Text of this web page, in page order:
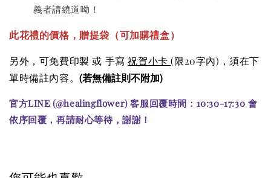
義者請繞道呦！
此花禮的價格 ，贈提袋（可加購禮盒）
另外，可免費印製 或 手寫祝賀小卡(限20字內) ，須在下
單時備註內容。(若無備註則不附加)
官方LINE (@healingflower) 客服回覆時間：10:30-17:30 會
依序回覆，再請耐心等待，謝謝！